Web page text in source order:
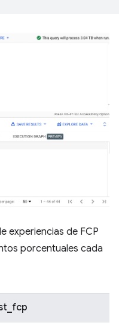
experiencias de FCP
porcentuales cada